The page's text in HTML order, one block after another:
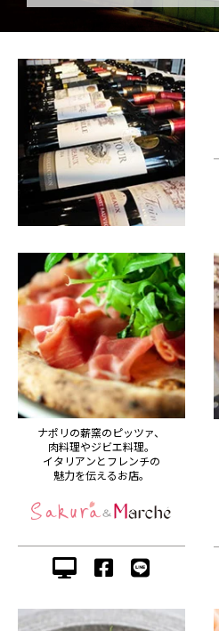
ナポリの薪窯のピッツァ、
肉料理やジビエ料理。
イタリアンとフレンチの
魅力を伝えるお店。